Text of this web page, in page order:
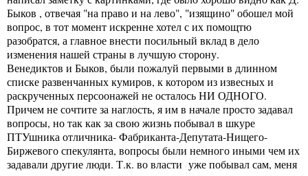
Быков , отвечая "на право и на лево", "изящино" обошел мой
вопрос, в тот момент искренне хотел с их помощтю
разобратся, а главное внести посильный вклад в дело
изменения нашей страны в лучшую сторону.
Венедиктов и Быков, были пожалуй первыми в длинном
списке развенчанных кумиров, к котором из извесных и
раскрученных персоонажей не осталось НИ ОДНОГО.
Причем не сочтите за наглость, я им в начале просто задавал
вопросы, но так как за свою жизнь побывал в шкуре
ПТУшника отличника- Фабриканта-Депутата-Нищего-
Биржевого спекулянта, вопросы были немного иными чем их
задавали другие люди. Т.к. во власти уже побывал сам, меня